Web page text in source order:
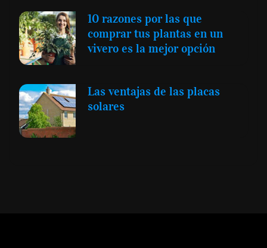
10 razones por las que
comprar tus plantas en un
vivero es la mejor opción
Las ventajas de las placas
solares